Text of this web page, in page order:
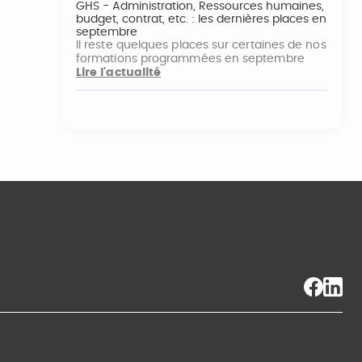
GHS - Administration, Ressources humaines,
budget, contrat, etc. : les dernières places en
septembre
Il reste quelques places sur certaines de nos
formations programmées en septembre
Lire l'actualité